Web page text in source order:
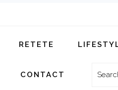
RETETE
CONTACT